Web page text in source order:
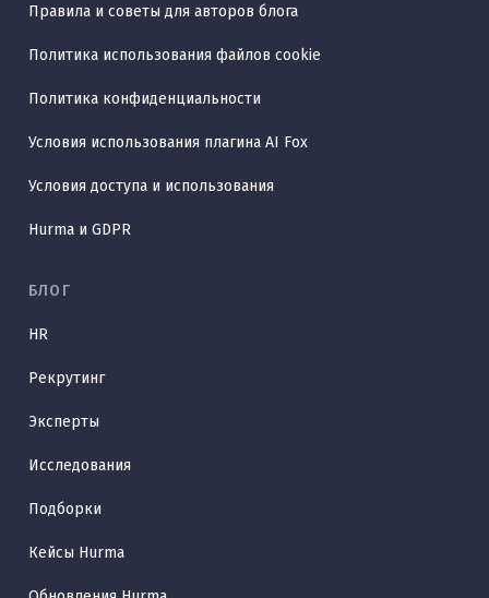
Правила и советы для авторов блога
Политика использования файлов cookie
Политика конфиденциальности
Условия использования плагина AI Fox
Условия доступа и использования
Hurma и GDPR
БЛОГ
HR
Рекрутинг
Эксперты
Исследования
Подборки
Кейсы Hurma